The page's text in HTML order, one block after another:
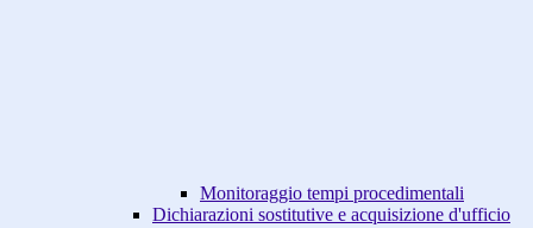
Monitoraggio tempi procedimentali
Dichiarazioni sostitutive e acquisizione d'ufficio